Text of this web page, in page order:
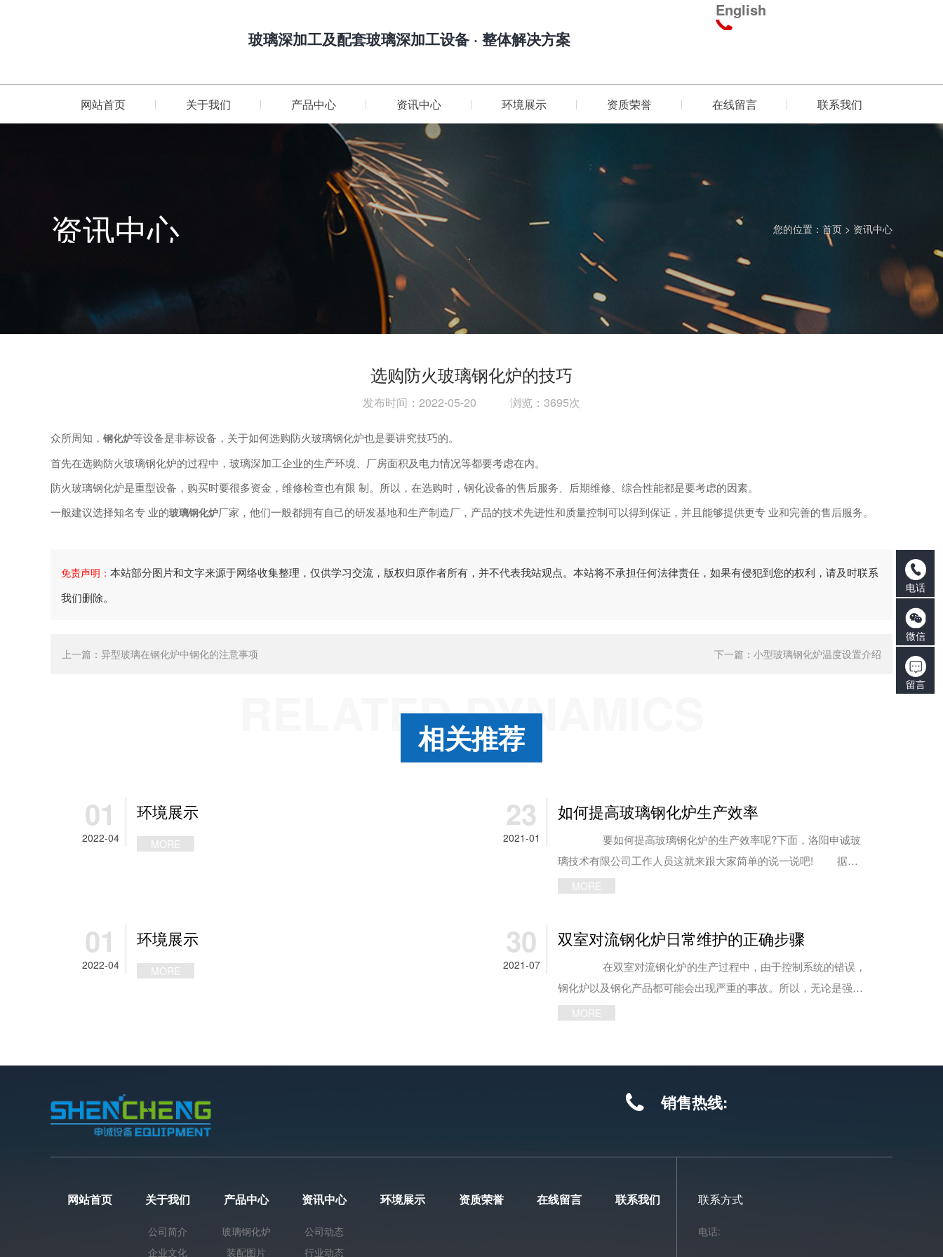
玻璃深加工及配套玻璃深加工设备 · 整体解决方案
English
网站首页 关于我们 产品中心 资讯中心 环境展示 资质荣誉 在线留言 联系我们
资讯中心 您的位置： 首页 > 资讯中心
选购防火玻璃钢化炉的技巧
发布时间：2022-05-20 浏览：3695次
众所周知， 钢化炉等设备是非标设备，关于如何选购防火玻璃钢化炉也是要讲究技巧的。
首先在选购防火玻璃钢化炉的过程中，玻璃深加工企业的生产环境、厂房面积及电力情况等都要考虑在内。
防火玻璃钢化炉是重型设备，购买时要很多资金，维修检查也有限 制。所以，在选购时，钢化设备的售后服务、后期维修、综合性能都是要考虑的因素。
一般建议选择知名专 业的玻璃钢化炉厂家，他们一般都拥有自己的研发基地和生产制造厂，产品的技术先进性和质量控制可以得到保证，并且能够提供更专 业和完善的售后服务。
免责声明： 本站部分图片和文字来源于网络收集整理，仅供学习交流，版权归原作者所有，并不代表我站观点。本站将不承担任何法律责任，如果有侵犯到您的权利，请及时联系
我们删除。
上一篇： 异型玻璃在钢化炉中钢化的注意事项 下一篇： 小型玻璃钢化炉温度设置介绍
RELATED DYNAMICS
相关推荐
01
2022-04
环境展示
MORE
23
2021-01
如何提高玻璃钢化炉生产效率
要如何提高玻璃钢化炉的生产效率呢?下面，洛阳申诚玻
璃技术有限公司工作人员这就来跟大家简单的说一说吧! 据了
解，玻璃钢化炉应用简单易操作，但是在使用中，要注意加热炉温
围内，不能轻易调整。钢化炉设备温度的微小调整，都会影响玻璃
加热效率。 其次，在玻璃钢化炉的生产过程中，逐渐找出炉温
状态，加热时间与玻璃情况三者的关系，使钢化炉的炉温设定值与
加热时间值能够设定为较佳值。 再者，钢化玻璃生产线的设定
于防火钢化炉的相关内容了，如有设备使用需求，欢迎咨询：187-
3797-1827、189-3900-8535! 文章内容来源于玻璃钢化炉厂家：
MORE
01
2022-04
环境展示
MORE
30
2021-07
双室对流钢化炉日常维护的正确步骤
在双室对流钢化炉的生产过程中，由于控制系统的错误，
钢化炉以及钢化产品都可能会出现严重的事故。所以，无论是强制
对流钢化炉，还是平弯钢化炉，日常的维护都是必须的，以防影响
各电控柜柜门是否关闭可靠; 3、检查各操作柜、站、屏门上的
按钮、开关是否完好、安装是否可靠; 4、检查各操作柜、操作
柜、操作台屏门上的指示灯(含警铃)是否完好、指示是否正常;
7、检查测试各处紧急停止按钮功能是否可靠; 8、检查测试双
否正常; 9、检查控制柜内通风散热风扇工作是否正常。 文章内
MORE
销售热线:
网站首页 关于我们
公司简介
企业文化
产品中心
玻璃钢化炉
装配图片
资讯中心
公司动态
行业动态
环境展示 资质荣誉 在线留言 联系我们 联系方式
电话:
电话
微信
留言